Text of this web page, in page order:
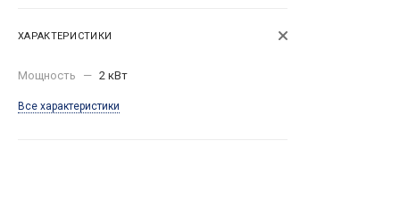
ХАРАКТЕРИСТИКИ
Мощность — 2 кВт
Все характеристики